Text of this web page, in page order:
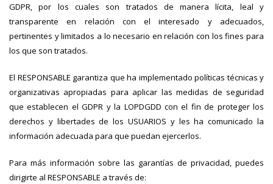
GDPR, por los cuales son tratados de manera lícita, leal y
transparente en relación con el interesado y adecuados,
pertinentes y limitados a lo necesario en relación con los fines para
los que son tratados.
El RESPONSABLE garantiza que ha implementado políticas técnicas y
organizativas apropiadas para aplicar las medidas de seguridad
que establecen el GDPR y la LOPDGDD con el fin de proteger los
derechos y libertades de los USUARIOS y les ha comunicado la
información adecuada para que puedan ejercerlos.
Para más información sobre las garantías de privacidad, puedes
dirigirte al RESPONSABLE a través de: